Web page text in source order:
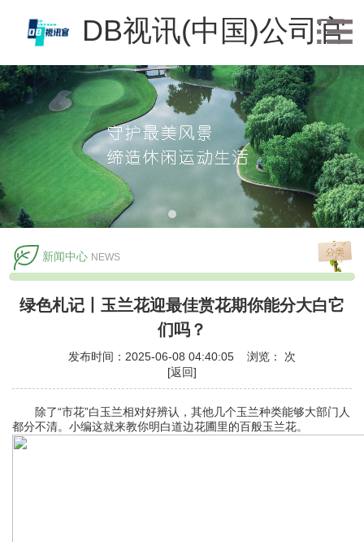
DB视讯(中国)公司官
方网站
新闻中心 NEWS
绿色札记丨玉兰花迎最佳赏花期你能分大白它
们吗？
发布时间：2025-06-08 04:40:05 浏览：
次
[返回]
除了“市花”白玉兰相对好辨认，其他几个玉兰种类能够大部门人
都分不清。小编这就来教你明白道边花圃里的百般玉兰花。